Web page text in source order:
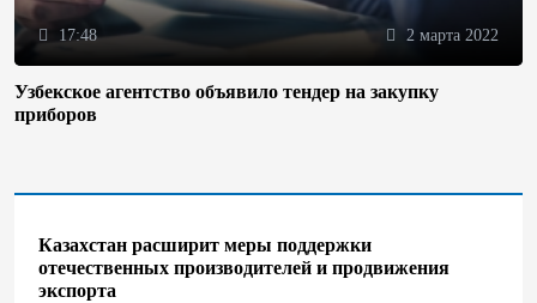
17:48 2 марта 2022
Узбекское агентство объявило тендер на закупку
приборов
Казахстан расширит меры поддержки
отечественных производителей и продвижения
экспорта